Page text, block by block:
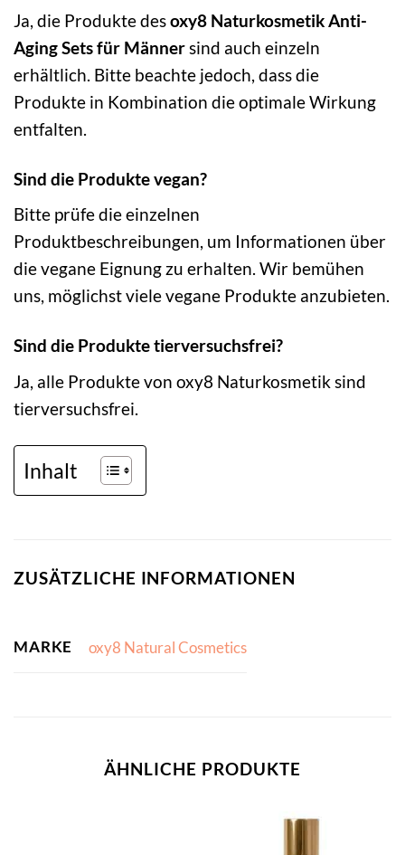
Ja, die Produkte desoxy8 Naturkosmetik Anti-
Aging Sets für Männersind auch einzeln
erhältlich. Bitte beachte jedoch, dass die
Produkte in Kombination die optimale Wirkung
entfalten.
Sind die Produkte vegan?
Bitte prüfe die einzelnen
Produktbeschreibungen, um Informationen über
die vegane Eignung zu erhalten. Wir bemühen
uns, möglichst viele vegane Produkte anzubieten.
Sind die Produkte tierversuchsfrei?
Ja, alle Produkte von oxy8 Naturkosmetik sind
tierversuchsfrei.
Inhalt
ZUSÄTZLICHE INFORMATIONEN
MARKE oxy8 Natural Cosmetics
ÄHNLICHE PRODUKTE